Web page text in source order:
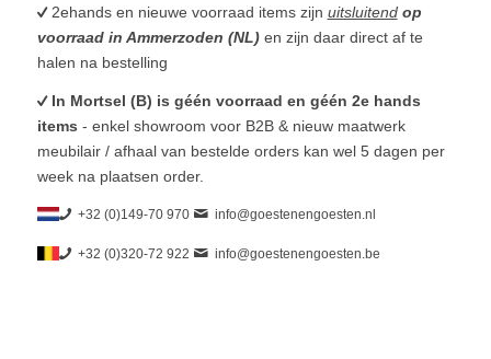
2ehands en nieuwe voorraad items zijn uitsluitend op
voorraad in Ammerzoden (NL)en zijn daar direct af te
halen na bestelling
In Mortsel (B) is géén voorraad en géén 2e hands
items - enkel showroom voor B2B & nieuw maatwerk
meubilair / afhaal van bestelde orders kan wel 5 dagen per
week na plaatsen order.
+32 (0)149-70 970 info@goestenengoesten.nl
+32 (0)320-72 922 info@goestenengoesten.be